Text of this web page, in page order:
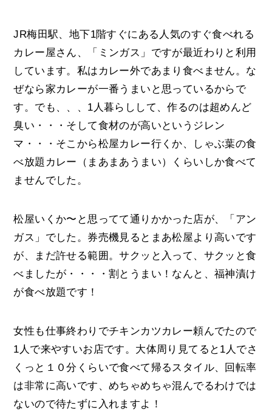
JR梅田駅、地下1階すぐにある人気のすぐ食べれる
カレー屋さん、「ミンガス」ですが最近わりと利用
しています。私はカレー外であまり食べません。な
ぜなら家カレーが一番うまいと思っているからで
す。でも、、、1人暮らしして、作るのは超めんど
臭い・・・そして食材のが高いというジレン
マ・・・そこから松屋カレー行くか、しゃぶ葉の食
べ放題カレー（まあまあうまい）くらいしか食べて
ませんでした。
松屋いくか〜と思ってて通りかかった店が、「アン
ガス」でした。券売機見るとまあ松屋より高いです
が、まだ許せる範囲。サクッと入って、サクッと食
べましたが・・・・割とうまい！なんと、福神漬け
が食べ放題です！
女性も仕事終わりでチキンカツカレー頼んでたので
1人で来やすいお店です。大体周り見てると1人でさ
くっと１０分くらいで食べて帰るスタイル、回転率
は非常に高いです、めちゃめちゃ混んでるわけでは
ないので待たずに入れますよ！